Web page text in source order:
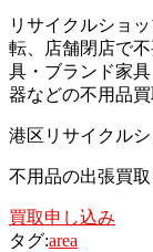
リサイクルショ
転、店舗閉店で
具・ブランド家
器などの不用品買
港区リサイクル
不用品の出張買
買取申し込み
タグ:area